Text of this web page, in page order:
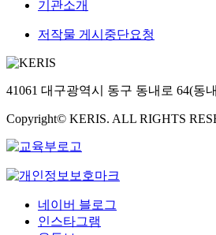
기관소개
저작물 게시중단요청
41061 대구광역시 동구 동내로 64(동
Copyright© KERIS. ALL RIGHTS
네이버 블로그
인스타그램